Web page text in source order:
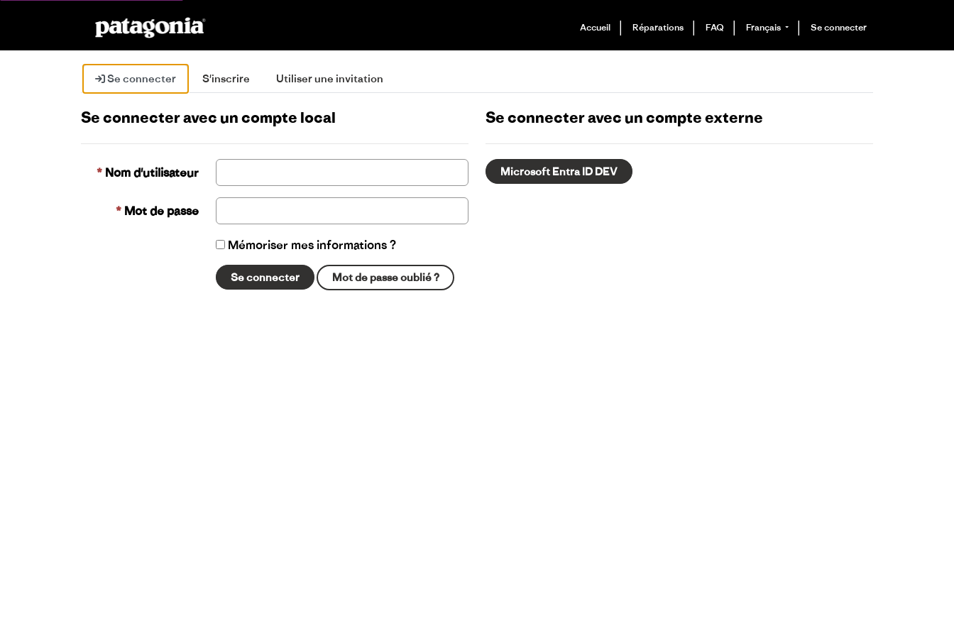
Accueil Réparations FAQ Français Se connecter
Se connecter S'inscrire Utiliser une invitation
Se connecter avec un compte local
Nom d'utilisateur
Mot de passe
Mémoriser mes informations ?
Se connecter Mot de passe oublié ?
Se connecter avec un compte externe
Microsoft Entra ID DEV